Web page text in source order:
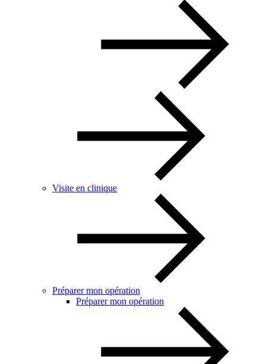
Visite en clinique
Préparer mon opération
Préparer mon opération